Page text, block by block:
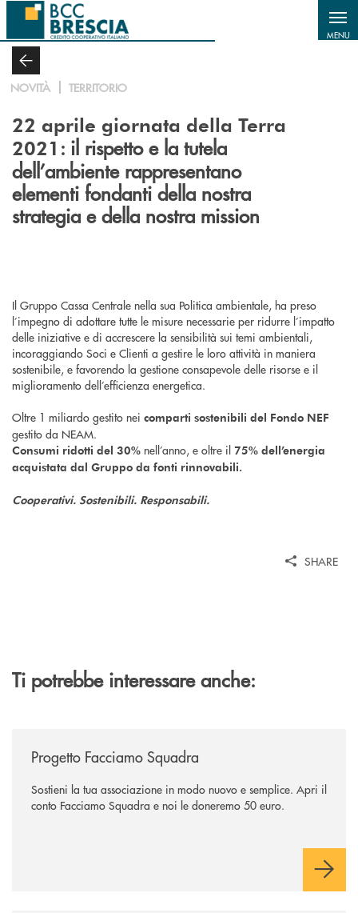
Salta al contenuto principale
MENU
NOVITÀ TERRITORIO
22 aprile giornata della Terra
2021 : il rispetto e la tutela
dell’ambiente rappresentano
elementi fondanti della nostra
strategia e della nostra mission
Il Gruppo Cassa Centrale nella sua Politica ambientale, ha preso
l’impegno di adottare tutte le misure necessarie per ridurre l’impatto
delle iniziative e di accrescere la sensibilità sui temi ambientali,
incoraggiando Soci e Clienti a gestire le loro attività in maniera
sostenibile, e favorendo la gestione consapevole delle risorse e il
miglioramento dell’efficienza energetica.
Oltre 1 miliardo gestito nei comparti sostenibili del Fondo NEF
gestito da NEAM.
Consumi ridotti del 30% nell’anno, e oltre il 75% dell’energia
acquistata dal Gruppo da fonti rinnovabili.
Cooperativi. Sostenibili. Responsabili.
SHARE
Ti potrebbe interessare anche:
Progetto Facciamo Squadra
Sostieni la tua associazione in modo nuovo e semplice. Apri il
conto Facciamo Squadra e noi le doneremo 50 euro.